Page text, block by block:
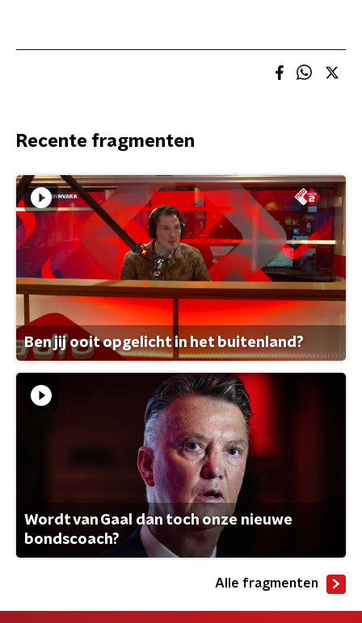
Recente fragmenten
Ben jij ooit opgelicht in het buitenland?
Wordt van Gaal dan toch onze nieuwe
bondscoach?
Alle fragmenten